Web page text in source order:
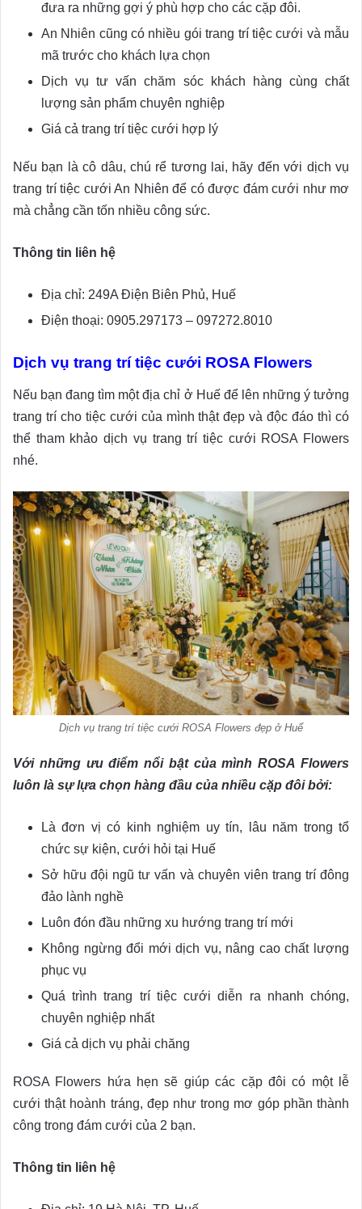
đưa ra những gợi ý phù hợp cho các cặp đôi.
An Nhiên cũng có nhiều gói trang trí tiệc cưới và mẫu
mã trước cho khách lựa chọn
Dịch vụ tư vấn chăm sóc khách hàng cùng chất
lượng sản phẩm chuyên nghiệp
Giá cả trang trí tiệc cưới hợp lý
Nếu bạn là cô dâu, chú rể tương lai, hãy đến với dịch vụ
trang trí tiệc cưới An Nhiên để có được đám cưới như mơ
mà chẳng cần tốn nhiều công sức.
Thông tin liên hệ
Địa chỉ: 249A Điện Biên Phủ, Huế
Điện thoại: 0905.297173 – 097272.8010
Dịch vụ trang trí tiệc cưới ROSA Flowers
Nếu bạn đang tìm một địa chỉ ở Huế để lên những ý tưởng
trang trí cho tiệc cưới của mình thật đẹp và độc đáo thì có
thể tham khảo dịch vụ trang trí tiệc cưới ROSA Flowers
nhé.
Dịch vụ trang trí tiệc cưới ROSA Flowers đẹp ở Huế
Với những ưu điểm nổi bật của mình ROSA Flowers
luôn là sự lựa chọn hàng đầu của nhiều cặp đôi bởi:
Là đơn vị có kinh nghiệm uy tín, lâu năm trong tổ
chức sự kiện, cưới hỏi tại Huế
Sở hữu đội ngũ tư vấn và chuyên viên trang trí đông
đảo lành nghề
Luôn đón đầu những xu hướng trang trí mới
Không ngừng đổi mới dịch vụ, nâng cao chất lượng
phục vụ
Quá trình trang trí tiệc cưới diễn ra nhanh chóng,
chuyên nghiệp nhất
Giá cả dịch vụ phải chăng
ROSA Flowers hứa hẹn sẽ giúp các cặp đôi có một lễ
cưới thật hoành tráng, đẹp như trong mơ góp phần thành
công trong đám cưới của 2 bạn.
Thông tin liên hệ